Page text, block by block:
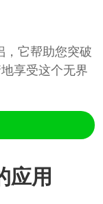
它帮助您突破
享受这个无界
应用